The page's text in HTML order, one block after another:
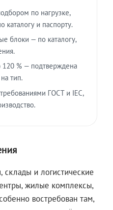
по нагрузке,
каталогу и паспорту.
блоки — по каталогу,
120 % — подтверждена
тип.
ГОСТ и IEC,
и логистические
жилые комплексы,
востребован там,